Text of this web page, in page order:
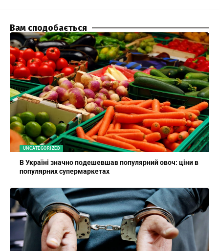
Вам сподобається
UNCATEGORIZED
В Україні значно подешевшав популярний овоч: ціни в
популярних супермаркетах